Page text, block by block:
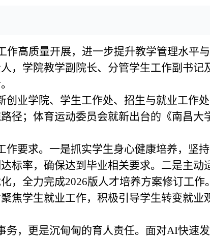
作高质量开展，进一步提升教学管理水平
，学院教学副院长、分管学生工作副书记
业学院、学生工作处、招生与就业工作
径；体育运动委员会就新出台的《南昌大
要求。一是抓实学生身心健康培养，坚
标率，确保达到毕业相关要求。二是主
，全力完成2026版人才培养方案修订工作
焦学生就业工作，积极引导学生转变就业
务，更是沉甸甸的育人责任。面对AI快速